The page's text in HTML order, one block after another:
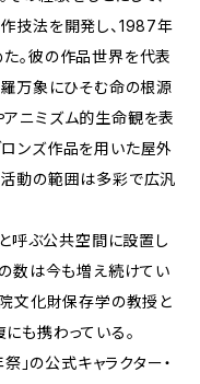
技法を開発し、1987年
。彼の作品世界を代表
羅万象にひそむ命の根源
ニミズム的生命観を表
ンズ作品を用いた屋外
活動の範囲は多彩で広汎
呼ぶ公共空間に設置し
数は今も増え続けてい
文化財保存学の教授と
も携わっている。
の公式キャラクター・